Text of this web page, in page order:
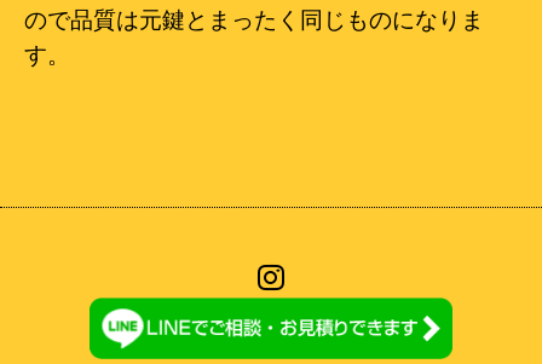
ので品質は元鍵とまったく同じものになりま
す。